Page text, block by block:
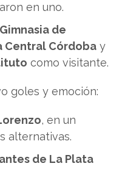
en uno.
Gimnasia de
Central Córdoba y
como visitante.
goles y emoción:
, en un
alternativas.
de La Plata